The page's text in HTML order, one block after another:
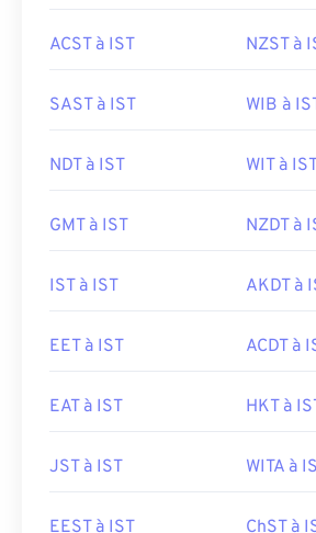
ACST à IST NZST à
SAST à IST WIB à
NDT à IST WIT à
GMT à IST NZDT à
IST à IST AKDT à
EET à IST ACDT à
EAT à IST HKT à
JST à IST WITA à
EEST à IST ChST à